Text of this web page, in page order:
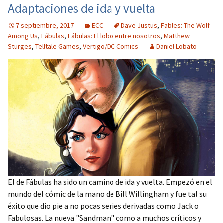
Adaptaciones de ida y vuelta
7 septiembre, 2017 ECC Dave Justus, Fables: The Wolf
Among Us, Fábulas, Fábulas: El lobo entre nosotros, Matthew
Sturges, Telltale Games, Vertigo/DC Comics Daniel Lobato
El de Fábulas ha sido un camino de ida y vuelta. Empezó en el
mundo del cómic de la mano de Bill Willingham y fue tal su
éxito que dio pie a no pocas series derivadas como Jack o
Fabulosas. La nueva "Sandman" como a muchos críticos y